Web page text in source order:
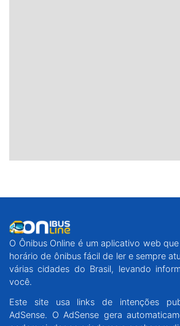
O Ônibus Online é um aplicativo web
horário de ônibus fácil de ler e sempre
várias cidades do Brasil, levando
você.
Este site usa links de intenções
AdSense. O AdSense gera